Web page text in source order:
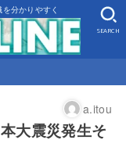
分かりやすく
SEARCH
a.itou
大震災発生そ